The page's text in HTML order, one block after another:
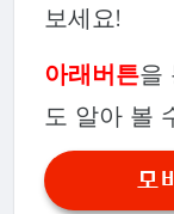
보세요!
아래버튼을
도 알아 볼
모